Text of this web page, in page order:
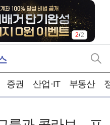
2/2
증권 산업·IT 부동산